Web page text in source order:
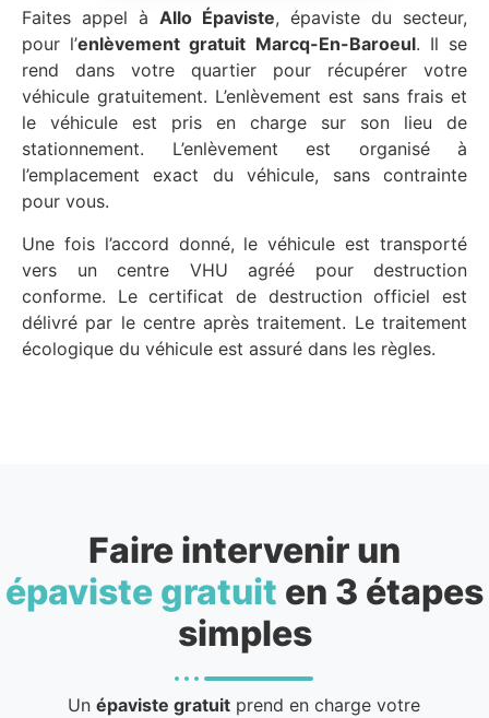
Faites appel à Allo Épaviste, épaviste du secteur,
pour l’enlèvement gratuit Marcq-En-Baroeul. Il se
rend dans votre quartier pour récupérer votre
véhicule gratuitement. L’enlèvement est sans frais et
le véhicule est pris en charge sur son lieu de
stationnement. L’enlèvement est organisé à
l’emplacement exact du véhicule, sans contrainte
pour vous.
Une fois l’accord donné, le véhicule est transporté
vers un centre VHU agréé pour destruction
conforme. Le certificat de destruction officiel est
délivré par le centre après traitement. Le traitement
écologique du véhicule est assuré dans les règles.
Faire intervenir un
épaviste gratuit en 3 étapes
simples
Unépaviste gratuit prend en charge votre